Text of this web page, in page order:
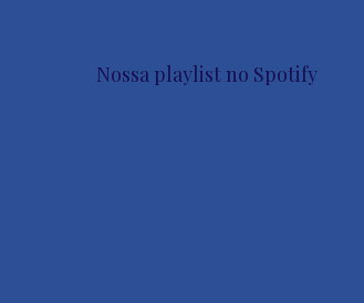
Nossa playlist no Spotify